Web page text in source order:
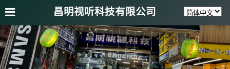
昌明视听科技有限公司